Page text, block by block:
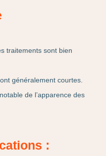
traitements sont bien
généralement courtes.
de l’apparence des
: